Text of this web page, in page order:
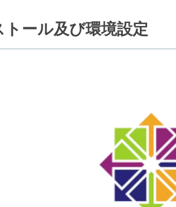
ール及び環境設定